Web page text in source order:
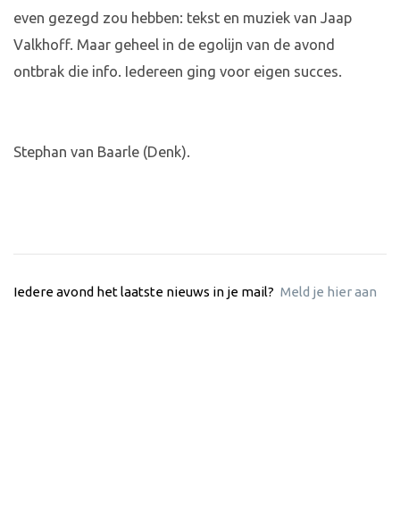
even gezegd zou hebben: tekst en muziek van Jaap
Valkhoff. Maar geheel in de egolijn van de avond
ontbrak die info. Iedereen ging voor eigen succes.
Stephan van Baarle (Denk).
Iedere avond het laatste nieuws in je mail? Meld je hier aan